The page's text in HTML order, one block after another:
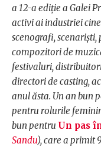
a 12-a ediție a Galei
activi ai industriei
scenografi,
compozitori de
festivaluri,
directori de casting,
anul ăsta. Un an bun
pentru rolurile
bun pentru Un pas
Sandu), care a primit